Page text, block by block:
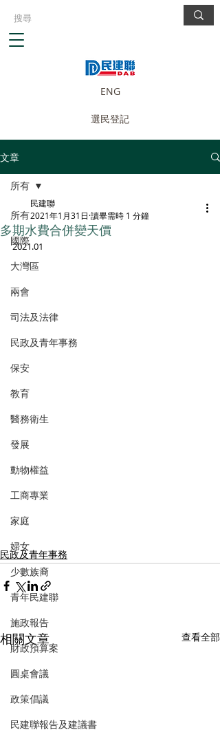
ENG
選民登記
文章
所有
國際
大灣區
兩會
司法及法律
民政及青年事務
保安
教育
醫務衛生
發展
動物權益
工商專業
家庭
婦女
少數族裔
青年民建聯
施政報告
財政預算案
圓桌會議
政策倡議
民建聯報告及建議書
所有
多期水費合併變天價
民建聯
2021年1月31日 讀畢需時 1 分鐘
2021.01
民政及青年事務
相關文章 查看全部